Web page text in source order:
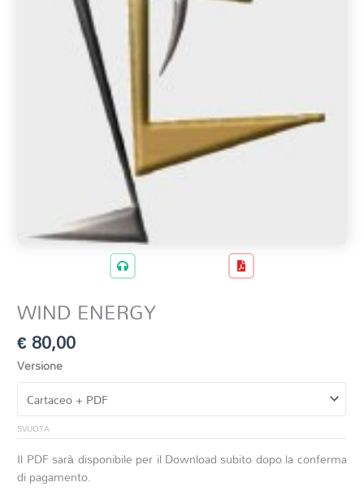
WIND ENERGY
€80,00
Versione
SVUOTA
Il PDF sarà disponibile per il Download subito dopo la conferma
di pagamento.